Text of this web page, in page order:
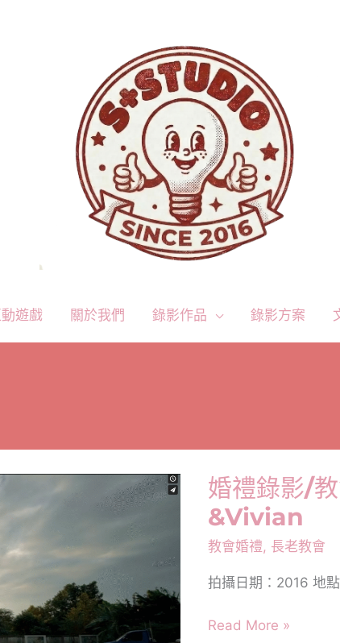
遊戲 關於我們 錄影作品 錄影方案
婚禮錄影/
&Vivian
教會婚禮, 長老教會
拍攝日期：2016 地
婚
Read More »